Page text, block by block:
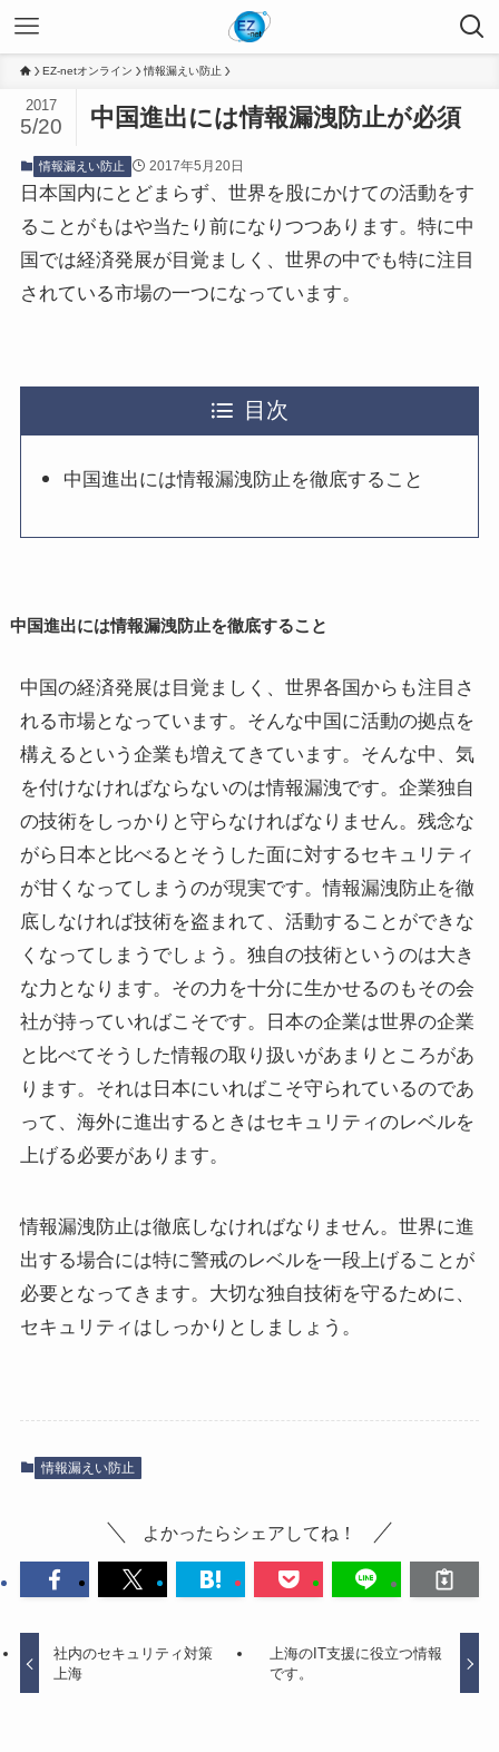
EZ-netオンライン 情報漏えい防止
中国進出には情報漏洩防止が必須
2017
5/20
情報漏えい防止 2017年5月20日
日本国内にとどまらず、世界を股にかけての活動をす
ることがもはや当たり前になりつつあります。特に中
国では経済発展が目覚ましく、世界の中でも特に注目
されている市場の一つになっています。
目次
中国進出には情報漏洩防止を徹底すること
中国進出には情報漏洩防止を徹底すること
中国の経済発展は目覚ましく、世界各国からも注目さ
れる市場となっています。そんな中国に活動の拠点を
構えるという企業も増えてきています。そんな中、気
を付けなければならないのは情報漏洩です。企業独自
の技術をしっかりと守らなければなりません。残念な
がら日本と比べるとそうした面に対するセキュリティ
が甘くなってしまうのが現実です。情報漏洩防止を徹
底しなければ技術を盗まれて、活動することができな
くなってしまうでしょう。独自の技術というのは大き
な力となります。その力を十分に生かせるのもその会
社が持っていればこそです。日本の企業は世界の企業
と比べてそうした情報の取り扱いがあまりところがあ
ります。それは日本にいればこそ守られているのであ
って、海外に進出するときはセキュリティのレベルを
上げる必要があります。
情報漏洩防止は徹底しなければなりません。世界に進
出する場合には特に警戒のレベルを一段上げることが
必要となってきます。大切な独自技術を守るために、
セキュリティはしっかりとしましょう。
情報漏えい防止
よかったらシェアしてね！
社内のセキュリティ対策
上海
上海のIT支援に役立つ情報
です。